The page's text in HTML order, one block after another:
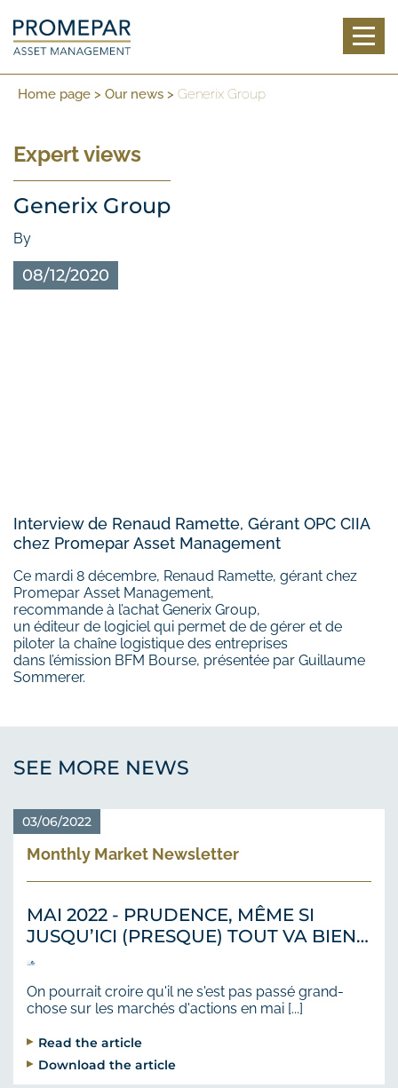
Home page > Our news > Generix Group
Expert views
Generix Group
By
08/12/2020
Interview de Renaud Ramette, Gérant OPC CIIA
chez Promepar Asset Management
Ce mardi 8 décembre, Renaud Ramette, gérant chez
Promepar Asset Management,
recommande à l’achat Generix Group,
un éditeur de logiciel qui permet de de gérer et de
piloter la chaîne logistique des entreprises
dans l’émission BFM Bourse, présentée par Guillaume
Sommerer.
SEE MORE NEWS
03/06/2022
Monthly Market Newsletter
MAI 2022 - PRUDENCE, MÊME SI
JUSQU’ICI (PRESQUE) TOUT VA BIEN…
On pourrait croire qu'il ne s'est pas passé grand-
chose sur les marchés d'actions en mai [...]
Read the article
Download the article